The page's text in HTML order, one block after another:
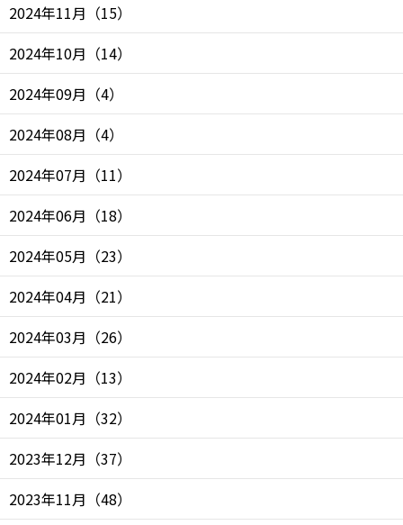
2024年11月 （15）
2024年10月 （14）
2024年09月 （4）
2024年08月 （4）
2024年07月 （11）
2024年06月 （18）
2024年05月 （23）
2024年04月 （21）
2024年03月 （26）
2024年02月 （13）
2024年01月 （32）
2023年12月 （37）
2023年11月 （48）